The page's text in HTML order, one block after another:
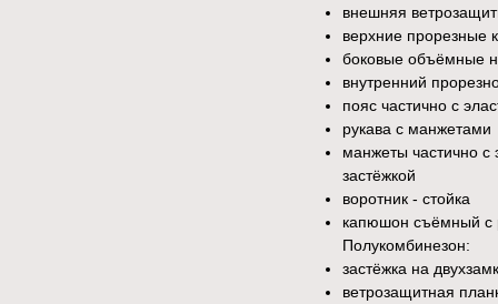
внешняя
верхние прорезные
боковые объёмные
внутренний
пояс частично с
рукава с манжетами
манжеты частично с
застёжкой
воротник - стойка
капюшон съёмный с
Полукомбинезон:
застёжка на
ветрозащитная